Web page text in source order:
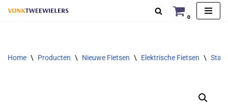
de
0
Home \ Producten \ Nieuwe Fietsen \ Elektrische Fietsen \